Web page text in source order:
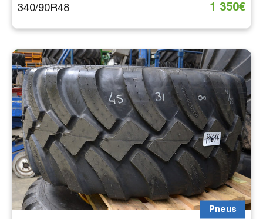
340/90R48
1 350€
Pneus